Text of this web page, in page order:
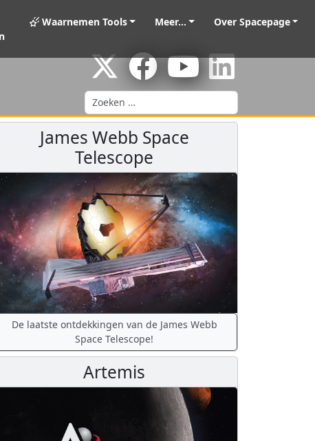
Waarnemen Tools Meer... Over Spacepage
Zoeken
James Webb Space
Telescope
De laatste ontdekkingen van de James Webb
Space Telescope!
Artemis